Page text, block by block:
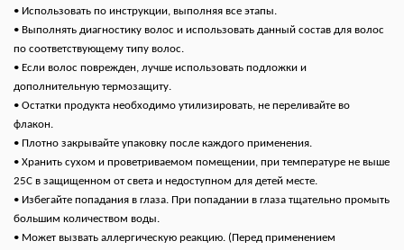
• Использовать по инструкции, выполняя все этапы.
• Выполнять диагностику волос и использовать данный состав для волос
по соответствующему типу волос.
• Если волос поврежден, лучше использовать подложки и
дополнительную термозащиту.
• Остатки продукта необходимо утилизировать, не переливайте во
флакон.
• Плотно закрывайте упаковку после каждого применения.
• Хранить сухом и проветриваемом помещении, при температуре не выше
25С в защищенном от света и недоступном для детей месте.
• Избегайте попадания в глаза. При попадании в глаза тщательно промыть
большим количеством воды.
• Может вызвать аллергическую реакцию. (Перед применением